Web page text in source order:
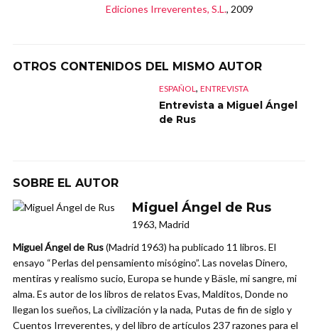
Ediciones Irreverentes, S.L., 2009
OTROS CONTENIDOS DEL MISMO AUTOR
ESPAÑOL, ENTREVISTA
Entrevista a Miguel Ángel
de Rus
SOBRE EL AUTOR
Miguel Ángel de Rus
1963, Madrid
Miguel Ángel de Rus(Madrid 1963) ha publicado 11 libros. El
ensayo “Perlas del pensamiento misógino”. Las novelas Dinero,
mentiras y realismo sucio, Europa se hunde y Bäsle, mi sangre, mi
alma. Es autor de los libros de relatos Evas, Malditos, Donde no
llegan los sueños, La civilización y la nada, Putas de fin de siglo y
Cuentos Irreverentes, y del libro de artículos 237 razones para el